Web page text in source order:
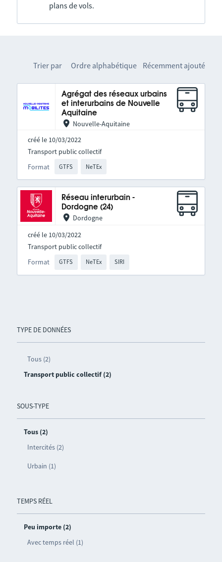
plans de vols.
TYPE DE DONNÉES
Tous (2)
Transport public collectif (2)
SOUS-TYPE
Tous (2)
Intercités (2)
Urbain (1)
TEMPS RÉEL
Peu importe (2)
Avec temps réel (1)
Trier par Ordre alphabétique Récemment ajouté
Agrégat des réseaux urbains
et interurbains de Nouvelle
Aquitaine
Nouvelle-Aquitaine
créé le 10/03/2022
Format GTFS NeTEx
Transport public collectif
Réseau interurbain -
Dordogne (24)
Dordogne
créé le 10/03/2022
Format GTFS NeTEx SIRI
Transport public collectif